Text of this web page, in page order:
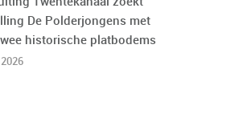
De Polderjongens met
historische platbodems